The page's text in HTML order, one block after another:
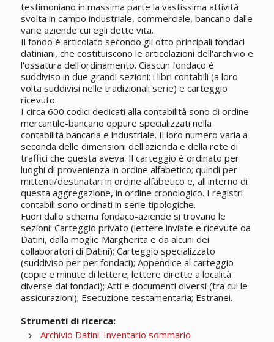
testimoniano in massima parte la vastissima attività
svolta in campo industriale, commerciale, bancario dalle
varie aziende cui egli dette vita.
Il fondo é articolato secondo gli otto principali fondaci
datiniani, che costituiscono le articolazioni dell'archivio e
l'ossatura dell'ordinamento. Ciascun fondaco é
suddiviso in due grandi sezioni: i libri contabili (a loro
volta suddivisi nelle tradizionali serie) e carteggio
ricevuto.
I circa 600 codici dedicati alla contabilità sono di ordine
mercantile-bancario oppure specializzati nella
contabilità bancaria e industriale. Il loro numero varia a
seconda delle dimensioni dell'azienda e della rete di
traffici che questa aveva. Il carteggio è ordinato per
luoghi di provenienza in ordine alfabetico; quindi per
mittenti/destinatari in ordine alfabetico e, all'interno di
questa aggregazione, in ordine cronologico. I registri
contabili sono ordinati in serie tipologiche.
Fuori dallo schema fondaco-aziende si trovano le
sezioni: Carteggio privato (lettere inviate e ricevute da
Datini, dalla moglie Margherita e da alcuni dei
collaboratori di Datini); Carteggio specializzato
(suddiviso per per fondaci); Appendice al carteggio
(copie e minute di lettere; lettere dirette a località
diverse dai fondaci); Atti e documenti diversi (tra cui le
assicurazioni); Esecuzione testamentaria; Estranei.
Strumenti di ricerca:
Archivio Datini. Inventario sommario